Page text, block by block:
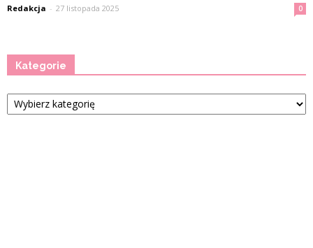
Redakcja - 27 listopada 2025 0
Kategorie
Kategorie